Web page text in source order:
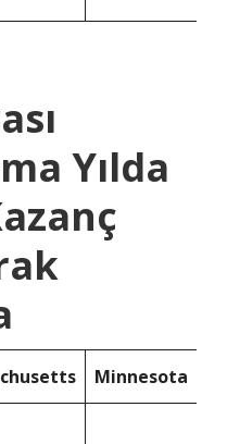
Yılda
Minnesota